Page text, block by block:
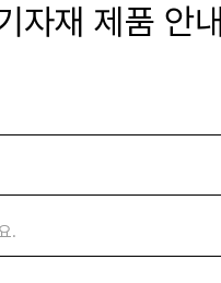
자재 제품 안내